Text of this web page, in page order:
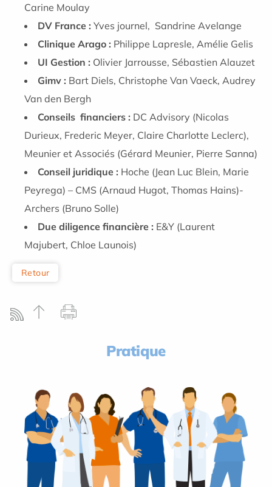
Carine Moulay
DV France : Yves journel, Sandrine Avelange
Clinique Arago : Philippe Lapresle, Amélie Gelis
UI Gestion : Olivier Jarrousse, Sébastien Alauzet
Gimv : Bart Diels, Christophe Van Vaeck, Audrey
Van den Bergh
Conseils financiers : DC Advisory (Nicolas
Durieux, Frederic Meyer, Claire Charlotte Leclerc),
Meunier et Associés (Gérard Meunier, Pierre Sanna)
Conseil juridique : Hoche (Jean Luc Blein, Marie
Peyrega) – CMS (Arnaud Hugot, Thomas Hains)-
Archers (Bruno Solle)
Due diligence financière : E&Y (Laurent
Majubert, Chloe Launois)
Retour
Pratique